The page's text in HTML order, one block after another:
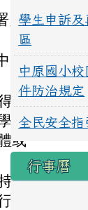
人
立
校
或
政
學生申訴
區
中原國小
件防治規定
全民安全指
行事曆